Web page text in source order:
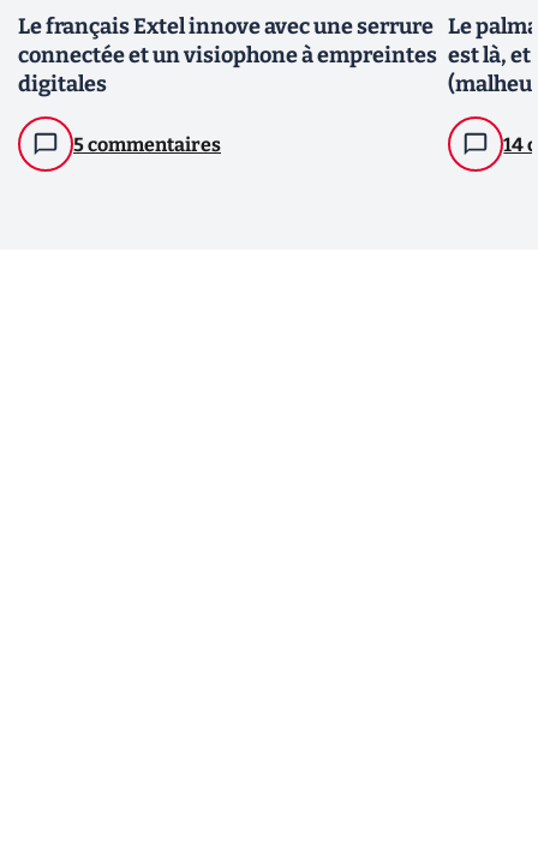
Le français Extel innove avec une serrure
connectée et un visiophone à empreintes
digitales
5 commentaires
Le
est là,
14